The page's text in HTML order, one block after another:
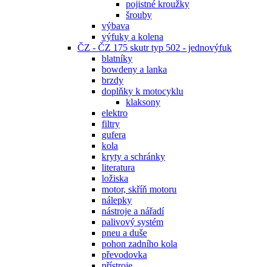
pojistné kroužky
šrouby
výbava
výfuky a kolena
ČZ - ČZ 175 skutr typ 502 - jednovýfuk
blatníky
bowdeny a lanka
brzdy
doplňky k motocyklu
klaksony
elektro
filtry
gufera
kola
kryty a schránky
literatura
ložiska
motor, skříň motoru
nálepky
nástroje a nářadí
palivový systém
pneu a duše
pohon zadního kola
převodovka